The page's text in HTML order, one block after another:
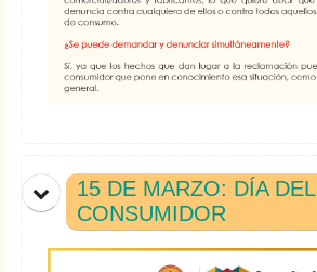
15 DE MARZO: DÍA DEL
CONSUMIDOR